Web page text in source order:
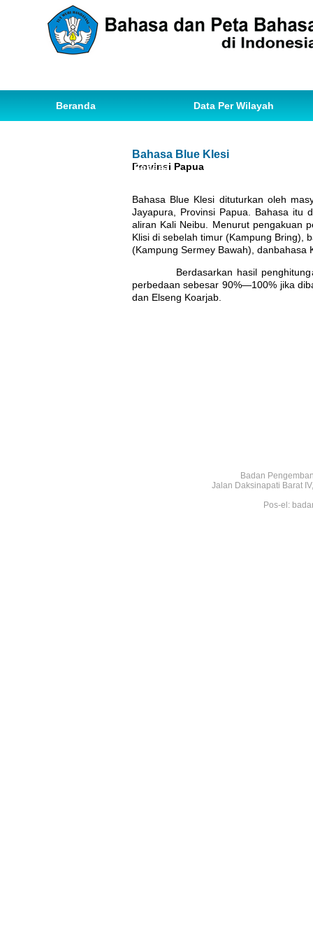
Beranda Data Per Wilayah
Ihwal Pemetaan Bahasa
Bahasa Blue Klesi
Provinsi Papua
Bahasa Blue Klesi dituturkan oleh
Jayapura, Provinsi Papua. Bahasa itu
aliran Kali Neibu. Menurut pengakuan
Klisi di sebelah timur (Kampung Bring),
(Kampung Sermey Bawah), danbahasa
Berdasarkan hasil penghitungan
perbedaan sebesar 90%—100% jika
dan Elseng Koarjab.
Badan
Jalan Daksinapati Barat
Pos-el: